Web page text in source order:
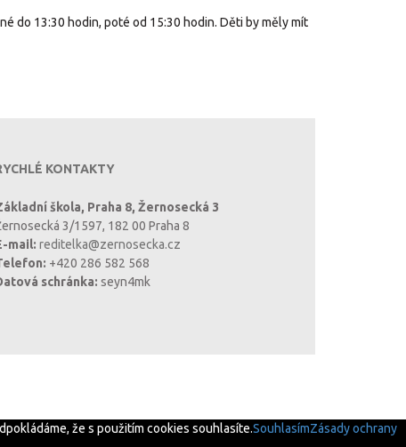
do 13:30 hodin, poté od 15:30 hodin. Děti by měly mít
KONTAKTY
škola, Praha 8, Žernosecká 3
3/1597, 182 00 Praha 8
mail: reditelka@zernosecka.cz
+420 286 582 568
schránka: seyn4mk
že s použitím cookies souhlasíte.SouhlasímZásady ochrany